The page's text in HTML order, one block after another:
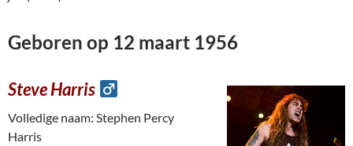
Geboren op 12 maart 1956
Steve Harris
Volledige naam: Stephen Percy
Harris